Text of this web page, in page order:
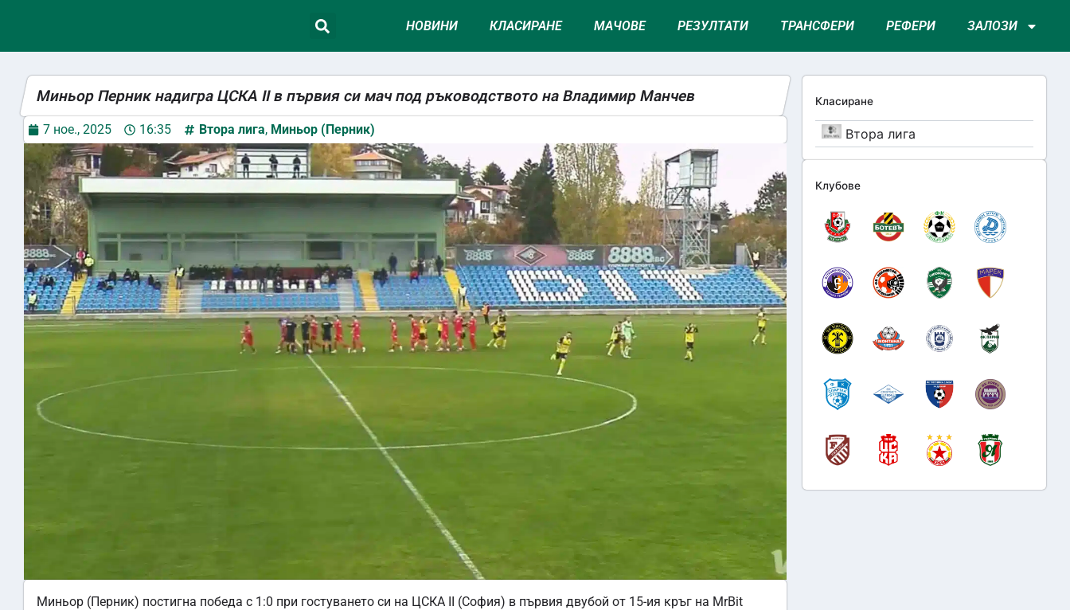
НОВИНИ КЛАСИРАНЕ МАЧОВЕ РЕЗУЛТАТИ ТРАНСФЕРИ РЕФЕРИ ЗАЛОЗИ
Класиране
Втора лига
Клубове
Миньор Перник надигра ЦСКА II в първия си мач под ръководството на Владимир Манчев
7 ное., 2025 16:35 Втора лига, Миньор (Перник)
Миньор (Перник) постигна победа с 1:0 при гостуването си на ЦСКА II (София) в първия двубой от 15-ия кръг на MrBit